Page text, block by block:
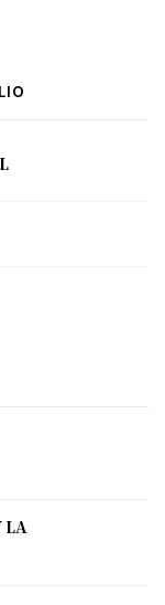
LA